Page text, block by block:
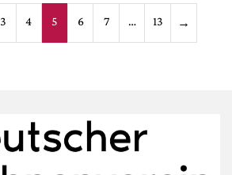
der
3 4 5 6 7 … 13 →